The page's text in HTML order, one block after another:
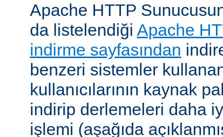
Apache HTTP
da listelendiği Apache
indirme sayfasından
benzeri sistemler
kullanıcılarının kaynak
indirip derlemeleri daha
işlemi (aşağıda